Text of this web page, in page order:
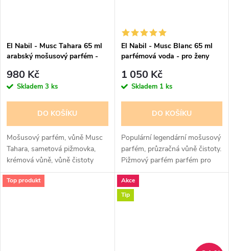
El Nabil - Musc Tahara 65 ml
arabský mošusový parfém -
980 Kč
Skladem 3 ks
DO KOŠÍKU
Mošusový parfém, vůně Musc
Tahara, sametová pižmovka,
krémová vůně, vůně čistoty
El Nabil - Musc Blanc 65 ml
parfémová voda - pro ženy
1 050 Kč
Skladem 1 ks
DO KOŠÍKU
Populární legendární mošusový
parfém, průzračná vůně čistoty.
Pižmový parfém parfém pro
ženy čisté pižmo s jemnými
květinovými a pudrovými tóny,
lehce intimní, ale stále výrazné.
Top produkt
Akce
Tip